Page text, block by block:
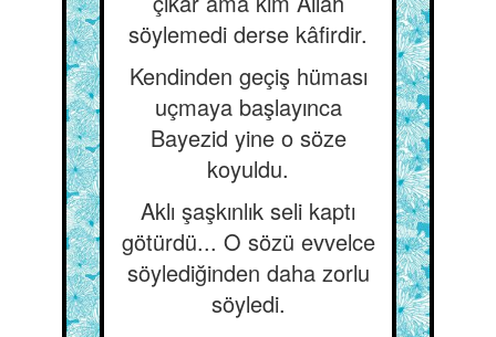
söylemedi derse kâfirdir.
Kendinden geçiş hüması
uçmaya başlayınca
Bayezid yine o söze
koyuldu.
Aklı şaşkınlık seli kaptı
götürdü... O sözü evvelce
söylediğinden daha zorlu
söyledi.